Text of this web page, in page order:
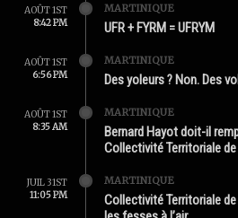
AOÛT 1ST
8:42 PM
MARTINIQUE
UFR + FYRM = UFRYM
AOÛT 1ST
6:56 PM
MARTINIQUE
Des yoleurs ? Non. Des
AOÛT 1ST
8:35 AM
MARTINIQUE
Bernard Hayot doit-il
Collectivité Territoriale
JUIL 31ST
11:05 PM
MARTINIQUE
Collectivité Territoriale